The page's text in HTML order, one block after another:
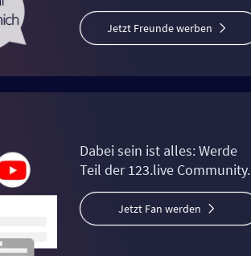
Jetzt Freunde werben
Dabei sein ist alles: Werde
Teil der 123.live Community.
Jetzt Fan werden